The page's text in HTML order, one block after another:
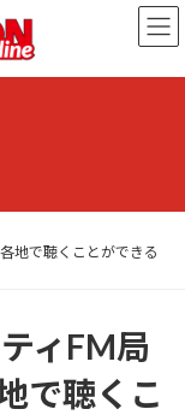
地で聴くことができる
ィFM局
で聴くこ